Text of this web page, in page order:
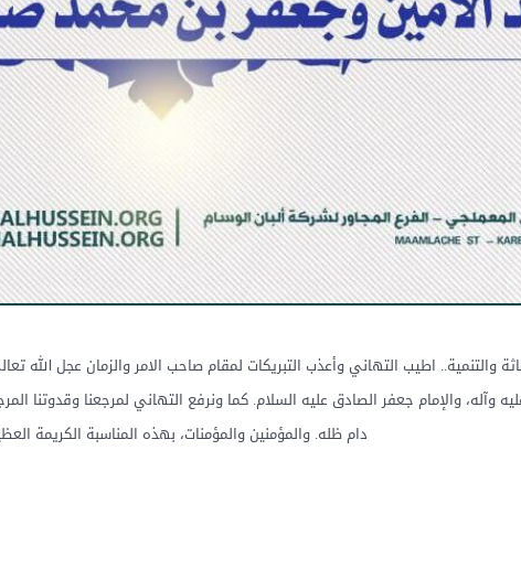
والتنمية.. اطيب التهاني وأعذب التبريكات لمقام صاحب الامر والزمان عجل
وآله، والإمام جعفر الصادق عليه السلام. كما ونرفع التهاني لمرجعنا وقدوتنا
دام ظله. والمؤمنين والمؤمنات، بهذه المناسبة الكريمة